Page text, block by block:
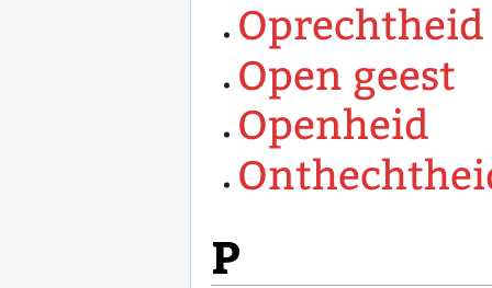
Oprechtheid
Open geest
Openheid
P